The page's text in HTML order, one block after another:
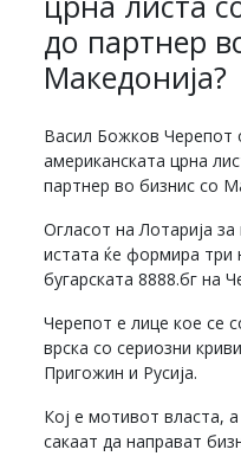
до партнер
Македонија?
Васил Божков Черепот
американската црна
партнер во бизнис со
Огласот на Лотарија
истата ќе формира три
бугарската 8888.бг на
Черепот е лице кое се
врска со сериозни
Пригожин и Русија.
Кој е мотивот власта,
сакаат да направат